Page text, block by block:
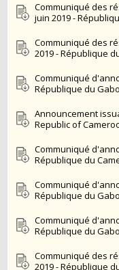
Communiqué des
juin 2019 -
Communiqué des
2019 - République
Communiqué
République du
Announcement
Republic of
Communiqué
République du
Communiqué
République du
Communiqué
République du
Communiqué des
2019 - République